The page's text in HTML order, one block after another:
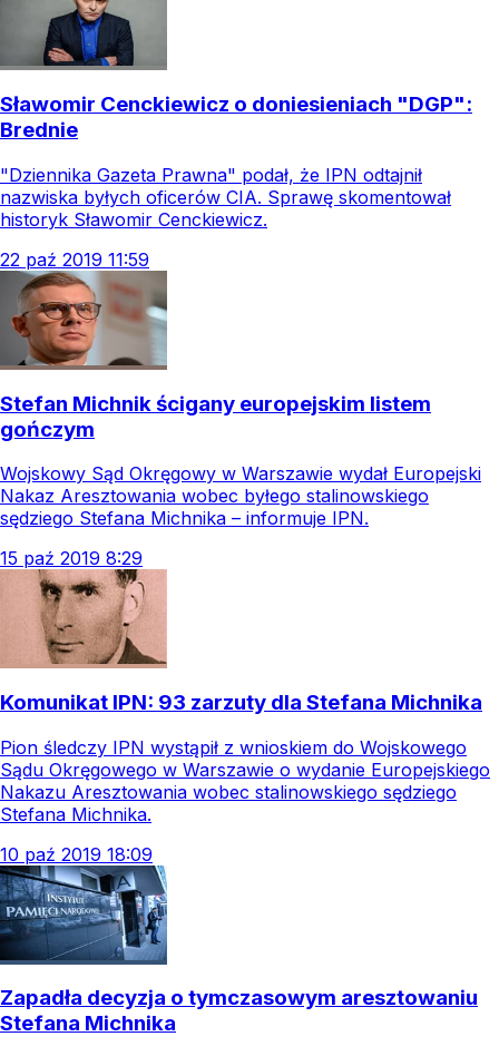
Sławomir Cenckiewicz o doniesieniach "DGP":
Brednie
"Dziennika Gazeta Prawna" podał, że IPN odtajnił
nazwiska byłych oficerów CIA. Sprawę skomentował
historyk Sławomir Cenckiewicz.
22 paź 2019 11:59
Stefan Michnik ścigany europejskim listem
gończym
Wojskowy Sąd Okręgowy w Warszawie wydał Europejski
Nakaz Aresztowania wobec byłego stalinowskiego
sędziego Stefana Michnika – informuje IPN.
15 paź 2019 8:29
Komunikat IPN: 93 zarzuty dla Stefana Michnika
Pion śledczy IPN wystąpił z wnioskiem do Wojskowego
Sądu Okręgowego w Warszawie o wydanie Europejskiego
Nakazu Aresztowania wobec stalinowskiego sędziego
Stefana Michnika.
10 paź 2019 18:09
Zapadła decyzja o tymczasowym aresztowaniu
Stefana Michnika